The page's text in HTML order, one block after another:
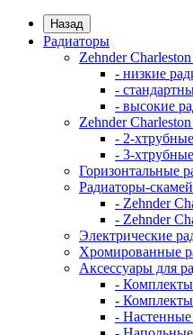
Назад
Радиаторы
Zehnder
- низкие
-
- высокие
Zehnder
- 2-
- 3-
Горизонтальные
Радиаторы-
- Zehnder
- Zehnder
Электрические
Хромированные
Аксессуары для
- Комплекты
-
-